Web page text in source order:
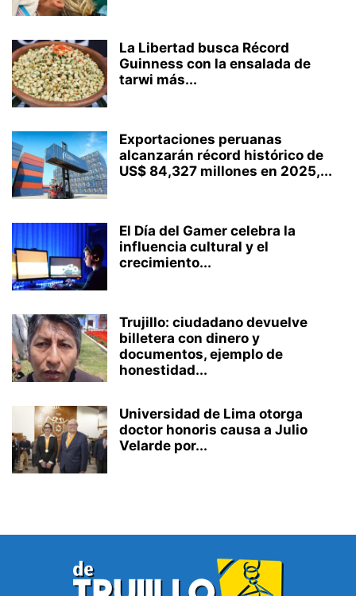
La Libertad busca Récord
Guinness con la ensalada de
tarwi más...
Exportaciones peruanas
alcanzarán récord histórico de
US$ 84,327 millones en 2025,...
El Día del Gamer celebra la
influencia cultural y el
crecimiento...
Trujillo: ciudadano devuelve
billetera con dinero y
documentos, ejemplo de
honestidad...
Universidad de Lima otorga
doctor honoris causa a Julio
Velarde por...